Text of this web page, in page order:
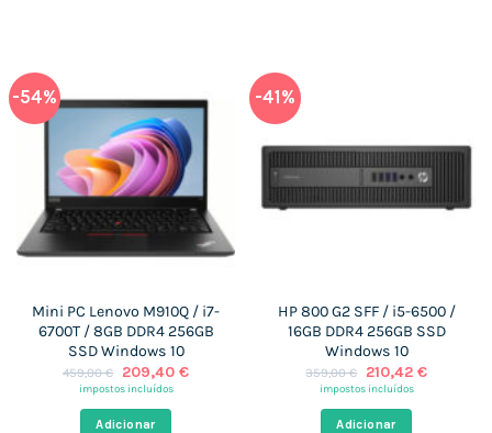
-54%
Mini PC Lenovo M910Q / i7-
6700T / 8GB DDR4 256GB
SSD Windows 10
459,00€
O
preço
era:
209,40 €O
impostos incluídos
Adicionar
-41%
HP 800 G2 SFF / i5-6500 /
16GB DDR4 256GB SSD
Windows 10
359,00€
O
preço
era:
210,42 €O
impostos incluídos
Adicionar